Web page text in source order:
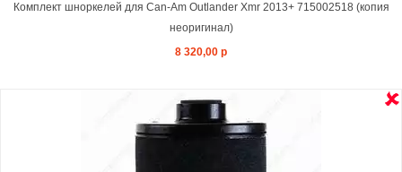
Комплект шноркелей для Can-Am Outlander Xmr 2013+ 715002518 (копия
неоригинал)
8 320,00 р